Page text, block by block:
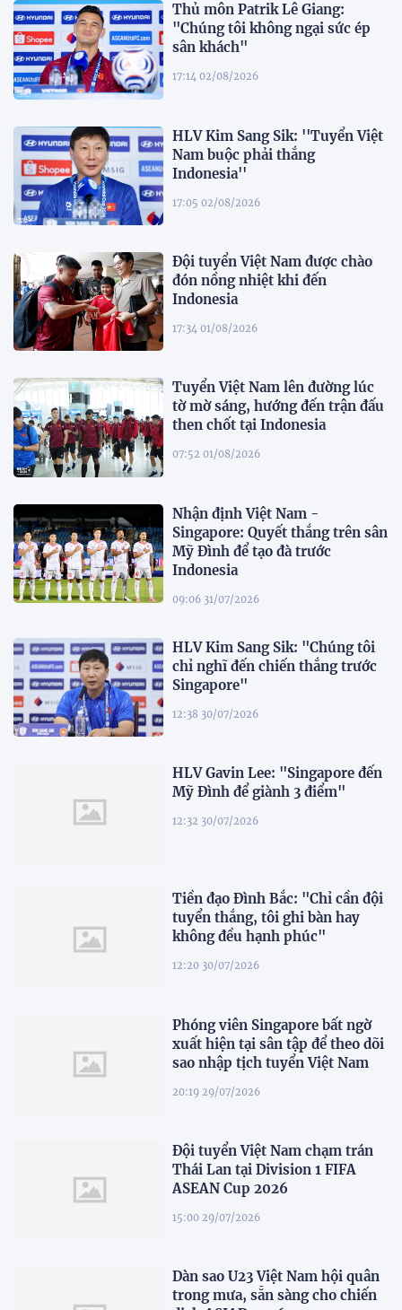
Thủ môn Patrik Lê Giang:
"Chúng tôi không ngại sức ép
sân khách"
17:14 02/08/2026
HLV Kim Sang Sik: ''Tuyển Việt
Nam buộc phải thắng
Indonesia''
17:05 02/08/2026
Đội tuyển Việt Nam được chào
đón nồng nhiệt khi đến
Indonesia
17:34 01/08/2026
Tuyển Việt Nam lên đường lúc
tờ mờ sáng, hướng đến trận đấu
then chốt tại Indonesia
07:52 01/08/2026
Nhận định Việt Nam -
Singapore: Quyết thắng trên sân
Mỹ Đình để tạo đà trước
Indonesia
09:06 31/07/2026
HLV Kim Sang Sik: "Chúng tôi
chỉ nghĩ đến chiến thắng trước
Singapore"
12:38 30/07/2026
HLV Gavin Lee: "Singapore đến
Mỹ Đình để giành 3 điểm"
12:32 30/07/2026
Tiền đạo Đình Bắc: "Chỉ cần đội
tuyển thắng, tôi ghi bàn hay
không đều hạnh phúc"
12:20 30/07/2026
Phóng viên Singapore bất ngờ
xuất hiện tại sân tập để theo dõi
sao nhập tịch tuyển Việt Nam
20:19 29/07/2026
Đội tuyển Việt Nam chạm trán
Thái Lan tại Division 1 FIFA
ASEAN Cup 2026
15:00 29/07/2026
Dàn sao U23 Việt Nam hội quân
trong mưa, sẵn sàng cho chiến